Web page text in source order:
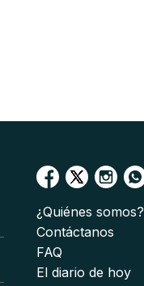
¿Quiénes somos?
Contáctanos
FAQ
El diario de hoy